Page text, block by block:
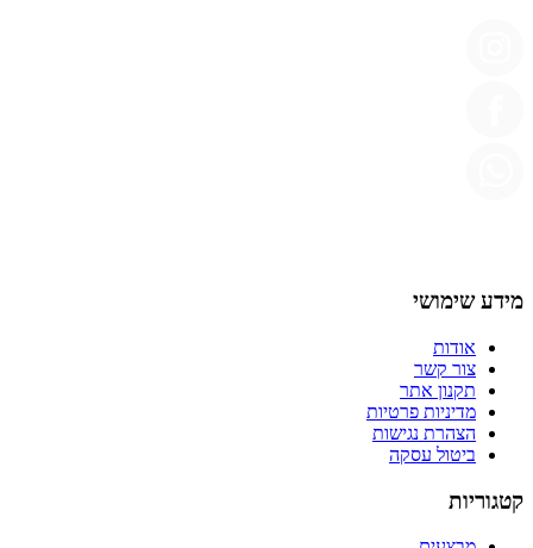
מידע שימושי
אודות
צור קשר
תקנון אתר
מדיניות פרטיות
הצהרת נגישות
ביטול עסקה
קטגוריות